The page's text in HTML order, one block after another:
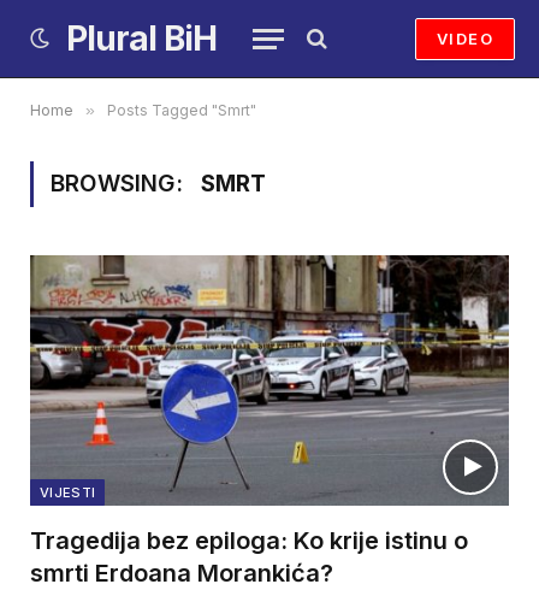
Plural BiH VIDEO
Home » Posts Tagged "Smrt"
BROWSING: SMRT
VIJESTI
Tragedija bez epiloga: Ko krije istinu o
smrti Erdoana Morankića?